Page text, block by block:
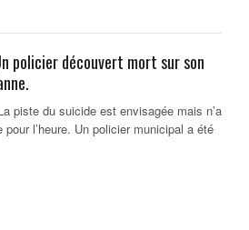
policier découvert mort sur son
piste du suicide est envisagée mais n’a
l’heure. Un policier municipal a été